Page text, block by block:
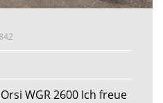
WGR 2600 Ich freue